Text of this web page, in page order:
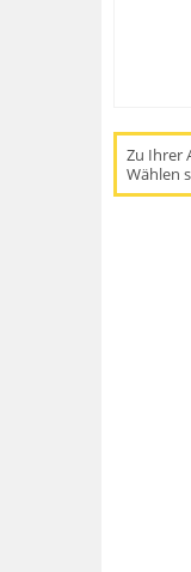
Zu Ihrer
Wählen